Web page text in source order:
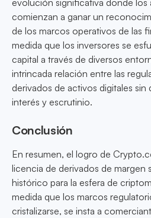
evolución significativa donde los
comienzan a ganar un
de los marcos operativos de las
medida que los inversores se
capital a través de diversos
intrincada relación entre las
derivados de activos digitales
interés y escrutinio.
Conclusión
En resumen, el logro de
licencia de derivados de
histórico para la esfera de
medida que los marcos
cristalizarse, se insta a